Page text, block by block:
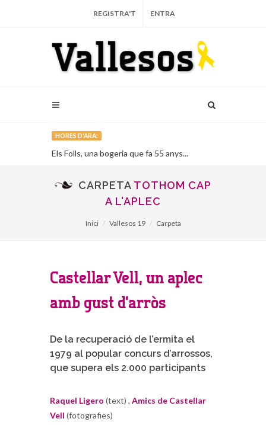
REGISTRA'T ENTRA
HORES D'ARA:
Els Folls, una bogeria que fa 55 anys...
CARPETA TOTHOM CAP
A L'APLEC
Inici Vallesos 19 Carpeta
Castellar Vell, un aplec
amb gust d’arròs
De la recuperació de l’ermita el
1979 al popular concurs d’arrossos,
que supera els 2.000 participants
Raquel Ligero (text) , Amics de Castellar
Vell (fotografies)